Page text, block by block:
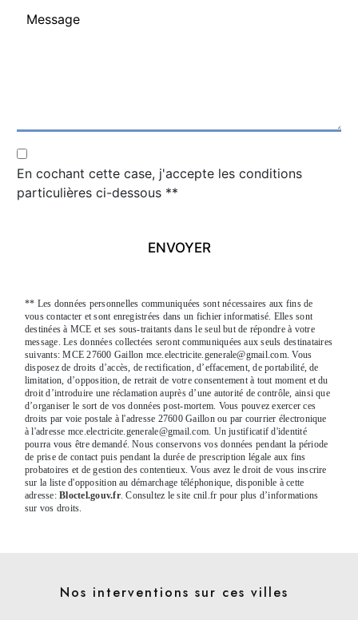
En cochant cette case, j'accepte les conditions
particulières ci-dessous **
ENVOYER
** Les données personnelles communiquées sont nécessaires aux fins de
vous contacter et sont enregistrées dans un fichier informatisé. Elles sont
destinées à MCE et ses sous-traitants dans le seul but de répondre à votre
message. Les données collectées seront communiquées aux seuls destinataires
suivants: MCE 27600 Gaillon mce.electricite.generale@gmail.com. Vous
disposez de droits d’accès, de rectification, d’effacement, de portabilité, de
limitation, d’opposition, de retrait de votre consentement à tout moment et du
droit d’introduire une réclamation auprès d’une autorité de contrôle, ainsi que
d’organiser le sort de vos données post-mortem. Vous pouvez exercer ces
droits par voie postale à l'adresse 27600 Gaillon ou par courrier électronique
à l'adresse mce.electricite.generale@gmail.com. Un justificatif d'identité
pourra vous être demandé. Nous conservons vos données pendant la période
de prise de contact puis pendant la durée de prescription légale aux fins
probatoires et de gestion des contentieux. Vous avez le droit de vous inscrire
sur la liste d'opposition au démarchage téléphonique, disponible à cette
adresse:Bloctel.gouv.fr. Consultez le site cnil.fr pour plus d’informations
sur vos droits.
Nos interventions sur ces villes